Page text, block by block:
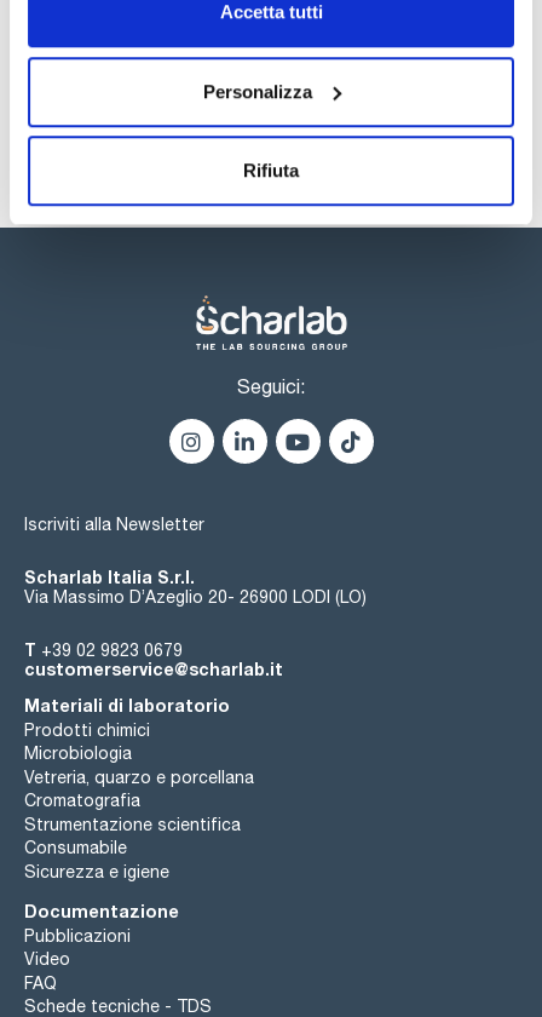
Accetta tutti
Personalizza
Rifiuta
Registrati per i download
Registrati per i download
SDS / Scheda di
Sicurezza
Registrati per i download
Seguici:
Iscriviti alla Newsletter
Scharlab Italia S.r.l.
Via Massimo D’Azeglio 20- 26900 LODI (LO)
T +39 02 9823 0679
customerservice@scharlab.it
Materiali di laboratorio
Prodotti chimici
Microbiologia
Vetreria, quarzo e porcellana
Cromatografia
Strumentazione scientifica
Consumabile
Sicurezza e igiene
Documentazione
Pubblicazioni
Video
FAQ
Schede tecniche - TDS